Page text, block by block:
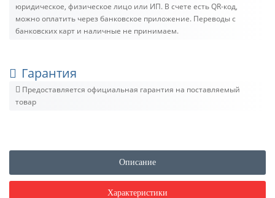
юридическое, физическое лицо или ИП. В счете есть QR-код,
можно оплатить через банковское приложение. Переводы с
банковских карт и наличные не принимаем.
Гарантия
Предоставляется официальная гарантия на поставляемый
товар
Описание
Характеристики